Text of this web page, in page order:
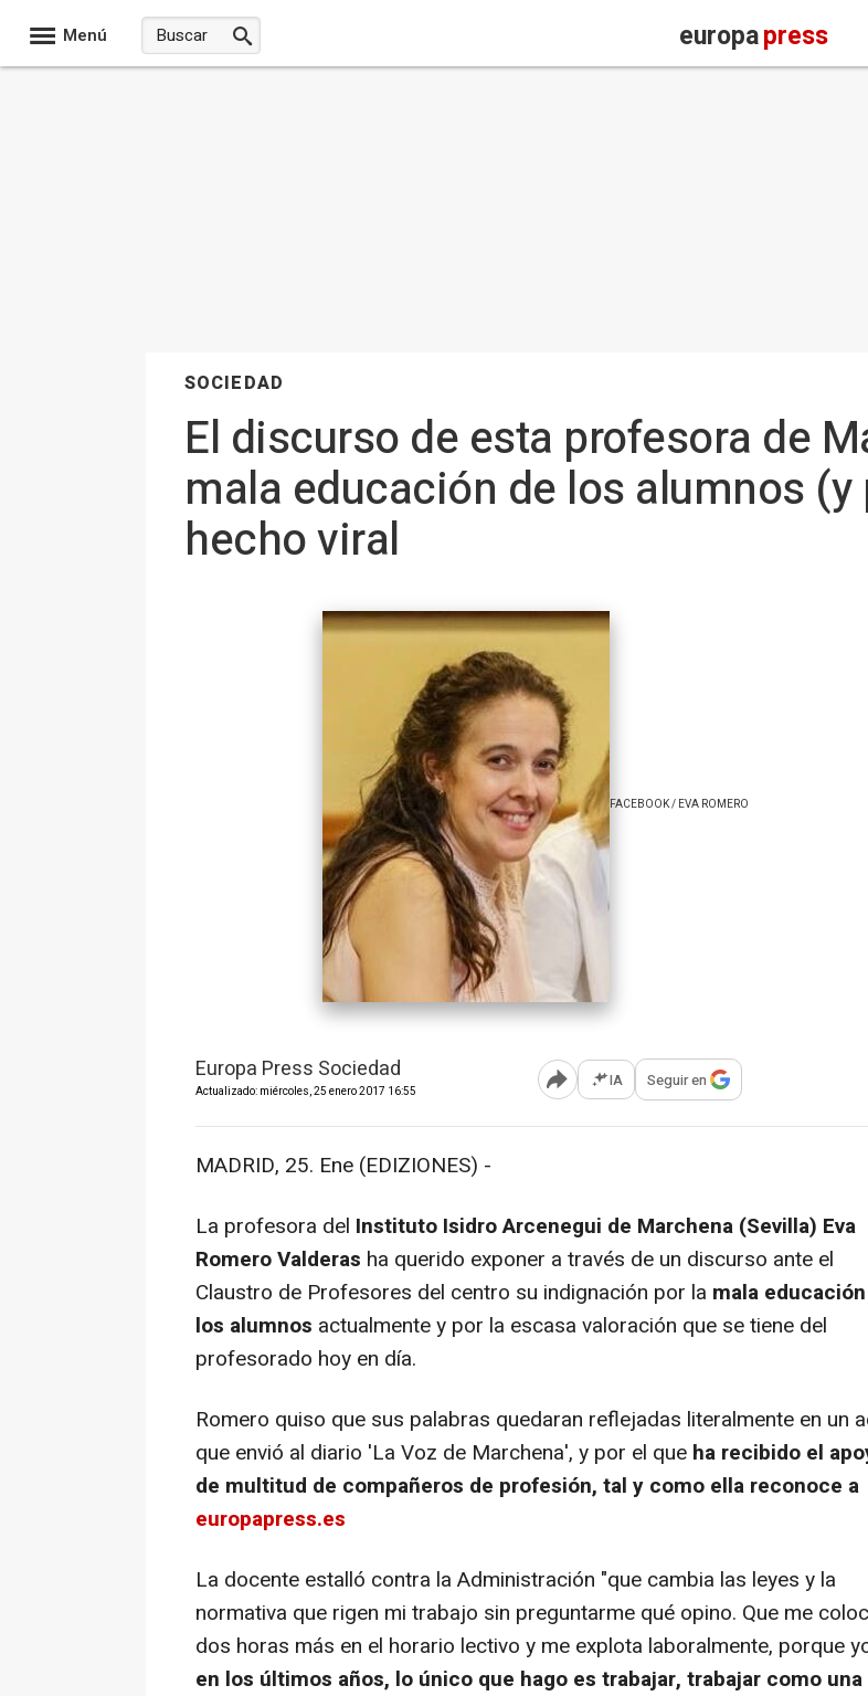
Menú europapress
SOCIEDAD
El discurso de esta profesora de
mala educación de los alumnos (y
hecho viral
FACEBOOK / EVA ROMERO
Europa Press Sociedad
Actualizado: miércoles, 25 enero 2017 16:55 Abrir opciones para compartir
IA Seguir en
MADRID, 25. Ene (EDIZIONES) -
La profesora del Instituto Isidro Arcenegui de Marchena (Sevilla) Eva
Romero Valderas ha querido exponer a través de un discurso ante el
Claustro de Profesores del centro su indignación por la mala
los alumnos actualmente y por la escasa valoración que se tiene del
profesorado hoy en día.
Romero quiso que sus palabras quedaran reflejadas literalmente en un
que envió al diario 'La Voz de Marchena', y por el que ha recibido el
de multitud de compañeros de profesión, tal y como ella reconoce a
europapress.es
La docente estalló contra la Administración "que cambia las leyes y la
normativa que rigen mi trabajo sin preguntarme qué opino. Que me
dos horas más en el horario lectivo y me explota laboralmente, porque
en los últimos años, lo único que hago es trabajar, trabajar como una